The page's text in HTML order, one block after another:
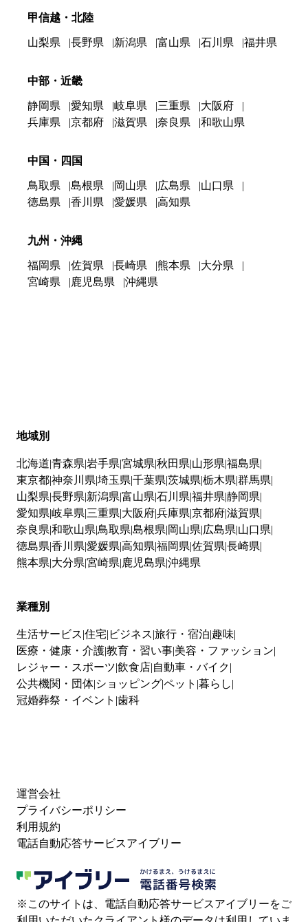
甲信越・北陸
山梨県 長野県 新潟県 富山県 石川県 福井県
中部・近畿
静岡県 愛知県 岐阜県 三重県
大阪府
兵庫県
京都府 滋賀県 奈良県 和歌山県
中国・四国
鳥取県 島根県 岡山県 広島県
山口県
徳島県
香川県 愛媛県 高知県
九州・沖縄
福岡県 佐賀県 長崎県 熊本県
大分県
宮崎県
鹿児島県 沖縄県
地域別
北海道 青森県 岩手県 宮城県 秋田県 山形県 福島県
東京都神奈川県 埼玉県 千葉県 茨城県 栃木県 群馬県
山梨県 長野県 新潟県 富山県 石川県 福井県 静岡県
愛知県 岐阜県 三重県 大阪府兵庫県 京都府滋賀県
奈良県 和歌山県 鳥取県 島根県 岡山県 広島県 山口県
徳島県 香川県 愛媛県 高知県 福岡県 佐賀県 長崎県
熊本県 大分県 宮崎県 鹿児島県 沖縄県
業種別
生活サービス 住宅 ビジネス 旅行・宿泊 趣味
医療・健康・介護教育・習い事 美容・ファッション
レジャー・スポーツ 飲食店 自動車・バイク
公共機関・団体 ショッピングペット 暮らし
冠婚葬祭・イベント 歯科
運営会社
プライバシーポリシー
利用規約
電話自動応答サービスアイブリー
※このサイトは、電話自動応答サービスアイブリーをご